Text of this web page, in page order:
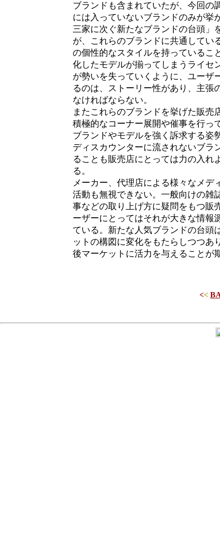
ブランドも含まれていたが、今回の
には入っていないブランドのみが挙
三家に次ぐ新たなブランドの台頭」
が、これらのブランドに共通してい
の個性的なスタイルを持っているこ
化したモデルが揃ってしまうライセ
が勢いを失っていくように、ユーザ
るのは、ストーリー性があり、主張
なければならない。
またこれらのブランドを挙げた販売
積極的なコーナー展開や催事を行っ
ブランドやモデルを強く訴求する姿
ディスカウンターに流されないブラ
ることも販売店にとっては力の入れ
る。
メーカー、代理店による様々なメデ
活動も無視できない。一般向けの雑
事などの取り上げ方に疑問をもつ販
ーザーにとってはそれが大きな情報
ている。新たな人気ブランドの台頭
ットの構図に変化をもたらしつつあ
後マーケットに活力を与えることが
<<